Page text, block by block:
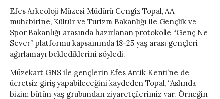
Efes Arkeoloji Müzesi Müdürü Cengiz Topal, AA
muhabirine, Kültür ve Turizm Bakanlığı ile Gençlik ve
Spor Bakanlığı arasında hazırlanan protokolle “Genç Ne
Sever” platformu kapsamında 18-25 yaş arası gençleri
ağırlamayı beklediklerini söyledi.
Müzekart GNS ile gençlerin Efes Antik Kenti’ne de
ücretsiz giriş yapabileceğini kaydeden Topal, “Aslında
bizim bütün yaş grubundan ziyaretçilerimiz var. Örneğin